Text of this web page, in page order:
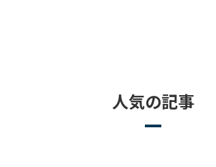
人気の記事